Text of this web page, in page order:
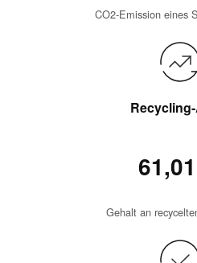
CO2-Emission eines
Gehalt an